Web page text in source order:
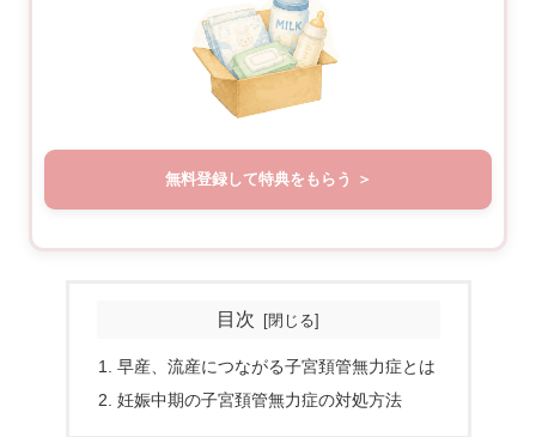
無料登録して特典をもらう
目次
早産、流産につながる子宮頚管無力症とは
妊娠中期の子宮頚管無力症の対処方法